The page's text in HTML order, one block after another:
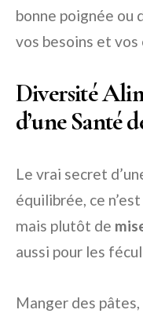
bonne poignée ou
vos besoins et vos
Diversité
d’une Santé
Le vrai secret
équilibrée, ce
mais plutôt de
aussi pour les
Manger des pâtes,